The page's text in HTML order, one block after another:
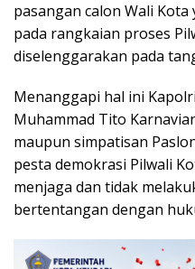
pasangan calon Wali
pada rangkaian proses
diselenggarakan pada
Menanggapi hal ini
Muhammad Tito
maupun simpatisan
pesta demokrasi Pilwali
menjaga dan tidak
bertentangan dengan